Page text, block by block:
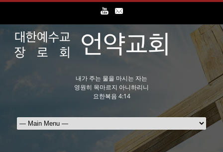
내가 주는 물을 마시는 자는
영원히 목마르지 아니하리니
요한복음 4:14